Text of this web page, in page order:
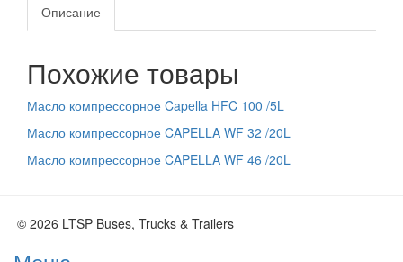
Описание
Похожие товары
Масло компрессорное Capella HFC 100 /5L
Масло компрессорное CAPELLA WF 32 /20L
Масло компрессорное CAPELLA WF 46 /20L
© 2026 LTSP Buses, Trucks & Trailers